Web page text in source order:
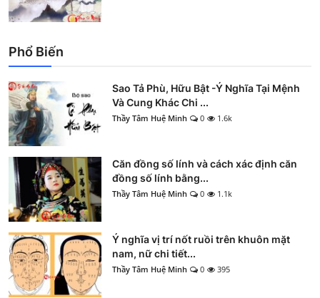
Phổ Biến
Sao Tả Phù, Hữu Bật -Ý Nghĩa Tại Mệnh
Và Cung Khác Chi ...
Thầy Tâm Huệ Minh 0 1.6k
Căn đồng số lính và cách xác định căn
đồng số lính bằng...
Thầy Tâm Huệ Minh 0 1.1k
Ý nghĩa vị trí nốt ruồi trên khuôn mặt
nam, nữ chi tiết...
Thầy Tâm Huệ Minh 0 395